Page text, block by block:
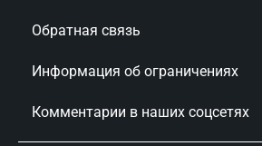
Обратная связь
Информация об ограничениях
Комментарии в наших соцсетях